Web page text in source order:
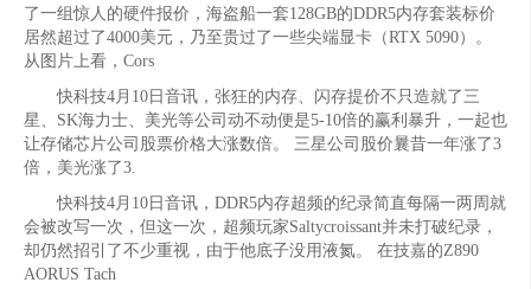
了一组惊人的硬件报价，海盗船一套128GB的DDR5内存套装标价
居然超过了4000美元，乃至贵过了一些尖端显卡（RTX 5090）。
从图片上看，Cors
快科技4月10日音讯，张狂的内存、闪存提价不只造就了三
星、SK海力士、美光等公司动不动便是5-10倍的赢利暴升，一起也
让存储芯片公司股票价格大涨数倍。 三星公司股价曩昔一年涨了3
倍，美光涨了3.
快科技4月10日音讯，DDR5内存超频的纪录简直每隔一两周就
会被改写一次，但这一次，超频玩家Saltycroissant并未打破纪录，
却仍然招引了不少重视，由于他底子没用液氮。 在技嘉的Z890
AORUS Tach